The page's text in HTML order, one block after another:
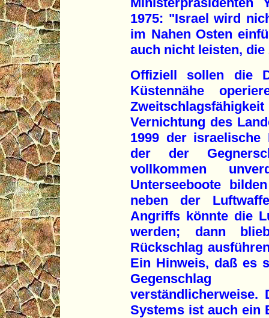
1975: "Israel wird
im Nahen Osten
auch nicht leisten,
Offiziell sollen die
Küstennähe
Vernichtung des
1999 der israelische
der der
vollkommen
Unterseeboote
neben der
Angriffs könnte die
werden; dann
Rückschlag
Ein Hinweis, daß es
verständlicherweise.
Systems ist auch ein